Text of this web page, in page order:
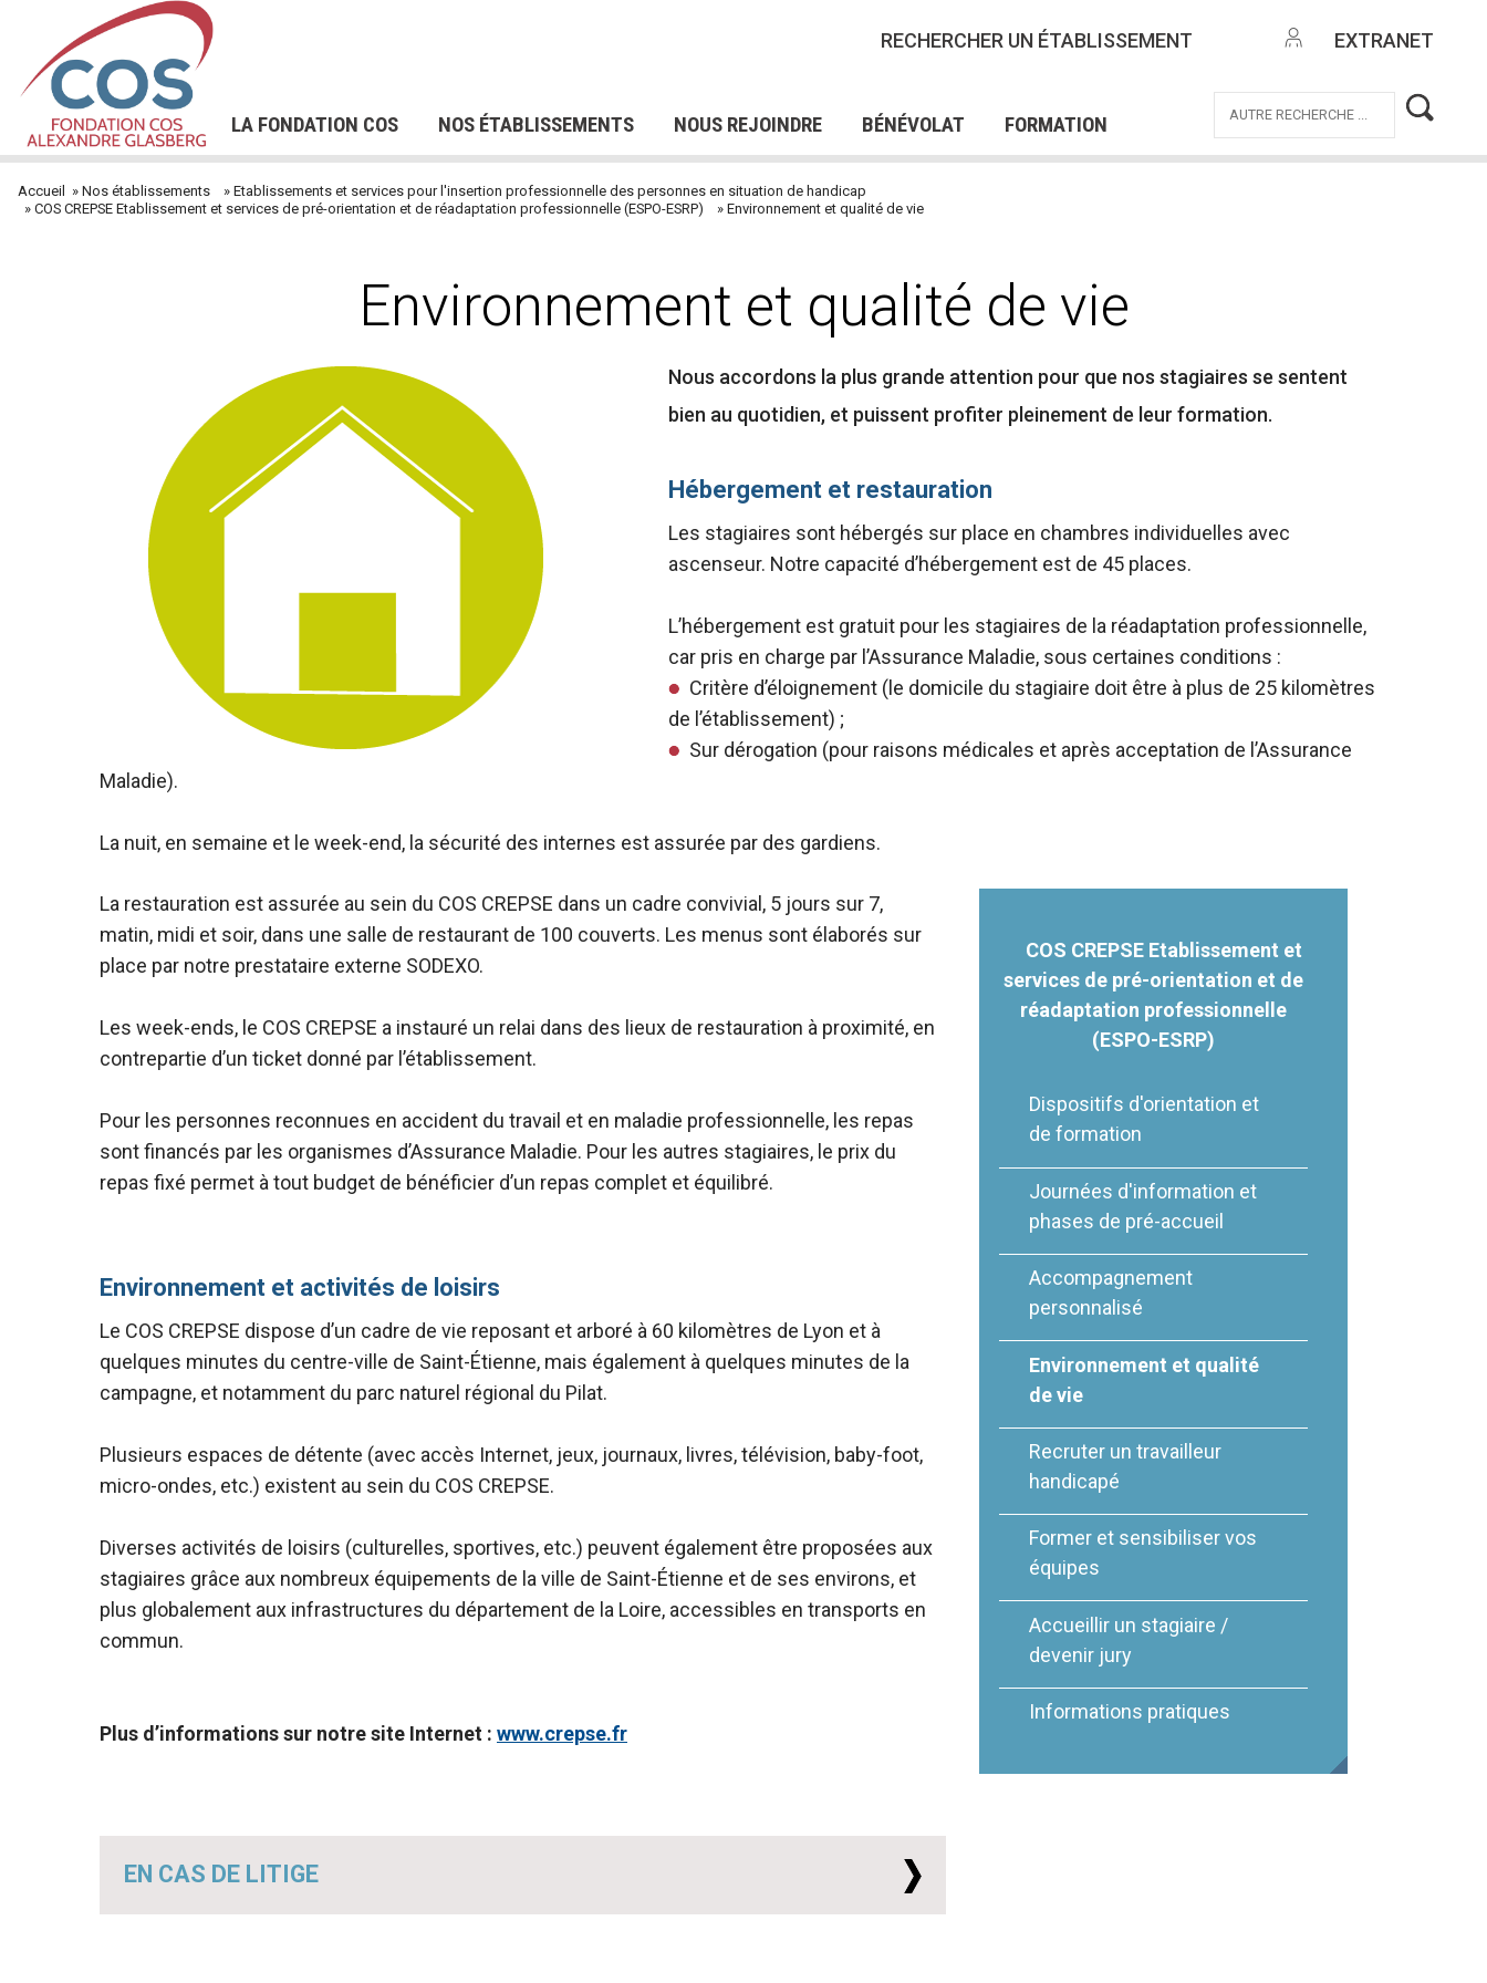
contenu
principal
RECHERCHER UN ÉTABLISSEMENT EXTRANET
Navigation
principale
LA FONDATION COS
Les Comités
L'innovation sociale
NOS ÉTABLISSEMENTS NOUS REJOINDRE
NOTRE POLITIQUE DE
RESSOURCES HUMAINES
NOS OFFRES DE STAGES
NOS OFFRES DE MISSIONS
BÉNÉVOLAT
DEVENIR BÉNÉVOLE
FORMATION
L'INSTITUT DE FORMATION DU
COS - IFCOS
POUR DEMANDEURS D’EMPLOI
Fil
Accueil Nos établissements
Etablissements et services pour l'insertion professionnelle des personnes en situation de handicap
COS CREPSE Etablissement et services de pré-orientation et de réadaptation professionnelle (ESPO-ESRP)
Environnement et qualité de vie
Environnement et qualité de vie
Nous accordons la plus grande attention pour que nos stagiaires se sentent
bien au quotidien, et puissent profiter pleinement de leur formation.
Hébergement et restauration
Les stagiaires sont hébergés sur place en chambres individuelles avec
ascenseur. Notre capacité d’hébergement est de 45 places.
L’hébergement est gratuit pour les stagiaires de la réadaptation professionnelle,
car pris en charge par l’Assurance Maladie, sous certaines conditions :
Critère d’éloignement (le domicile du stagiaire doit être à plus de 25 kilomètres
de l’établissement) ;
Sur dérogation (pour raisons médicales et après acceptation de l’Assurance
Maladie).
La nuit, en semaine et le week-end, la sécurité des internes est assurée par des gardiens.
COS CREPSE Etablissement et
services de pré-orientation et de
réadaptation professionnelle
(ESPO-ESRP)
Dispositifs d'orientation et
de formation
Journées d'information et
phases de pré-accueil
Accompagnement
personnalisé
Environnement et qualité
de vie
Recruter un travailleur
handicapé
Former et sensibiliser vos
équipes
Accueillir un stagiaire /
devenir jury
Informations pratiques
La restauration est assurée au sein du COS CREPSE dans un cadre convivial, 5 jours sur 7,
matin, midi et soir, dans une salle de restaurant de 100 couverts. Les menus sont élaborés sur
place par notre prestataire externe SODEXO.
Les week-ends, le COS CREPSE a instauré un relai dans des lieux de restauration à proximité, en
contrepartie d’un ticket donné par l’établissement.
Pour les personnes reconnues en accident du travail et en maladie professionnelle, les repas
sont financés par les organismes d’Assurance Maladie. Pour les autres stagiaires, le prix du
repas fixé permet à tout budget de bénéficier d’un repas complet et équilibré.
Environnement et activités de loisirs
Le COS CREPSE dispose d’un cadre de vie reposant et arboré à 60 kilomètres de Lyon et à
quelques minutes du centre-ville de Saint-Étienne, mais également à quelques minutes de la
campagne, et notamment du parc naturel régional du Pilat.
Plusieurs espaces de détente (avec accès Internet, jeux, journaux, livres, télévision, baby-foot,
micro-ondes, etc.) existent au sein du COS CREPSE.
Diverses activités de loisirs (culturelles, sportives, etc.) peuvent également être proposées aux
stagiaires grâce aux nombreux équipements de la ville de Saint-Étienne et de ses environs, et
plus globalement aux infrastructures du département de la Loire, accessibles en transports en
commun.
Plus d’informations sur notre site Internet : www.crepse.fr
EN CAS DE LITIGE